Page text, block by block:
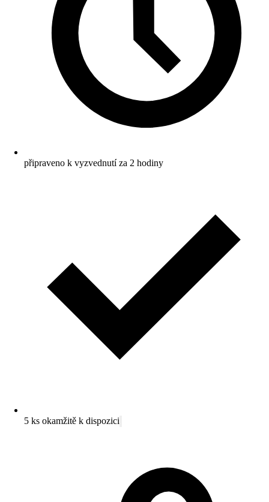
připraveno k vyzvednutí za 2 hodiny
5 ks okamžitě k dispozici